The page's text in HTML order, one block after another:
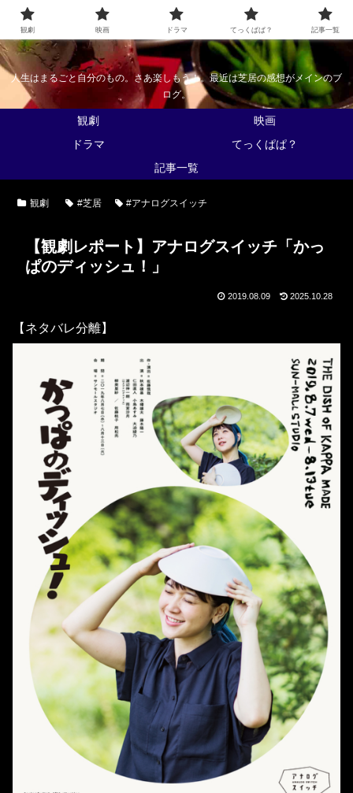
なんかくうかい
人生はまるごと自分のもの。さあ楽しもう！。最近は芝居の感想がメインのブ
ログ。
観劇
映画
ドラマ
てっくぱぱ？
記事一覧
観劇 #芝居 #アナログスイッチ
【観劇レポート】アナログスイッチ「かっ
ぱのディッシュ！」
2019.08.09 2025.10.28
【ネタバレ分離】
観劇 映画 ドラマ てっくぱぱ？ 記事一覧